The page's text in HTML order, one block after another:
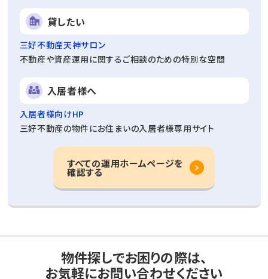
貸したい
三好不動産天神サロン
不動産や資産運用に関するご相談のための特別な空間
入居者様へ
入居者様向けHP
三好不動産の物件にお住まいの入居者様専用サイト
すべての運用ホームページを
確認する
物件探しでお困りの際は、
お気軽にお問い合わせください